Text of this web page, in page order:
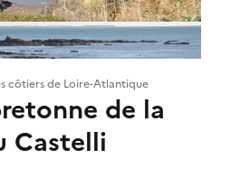
côtiers de Loire-Atlantique
de la
Castelli